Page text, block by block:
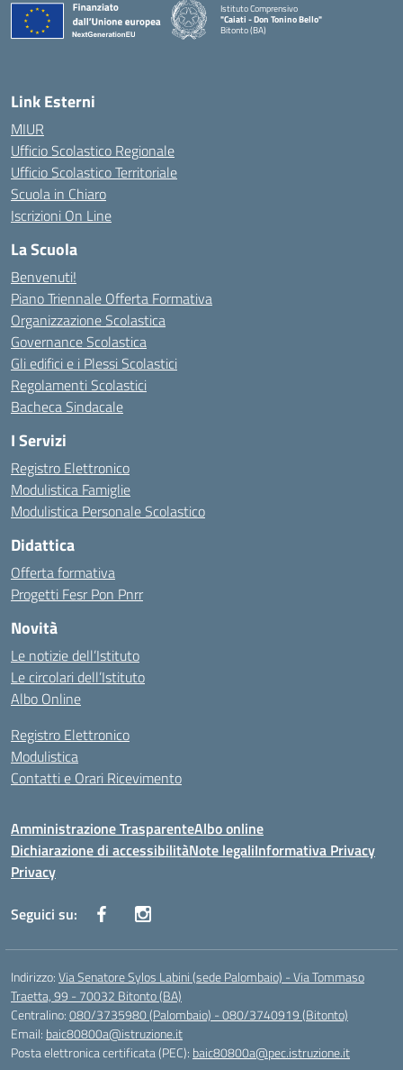
Istituto Comprensivo
"Caiati - Don Tonino Bello"
Bitonto (BA)
Link Esterni
MIUR
Ufficio Scolastico Regionale
Ufficio Scolastico Territoriale
Scuola in Chiaro
Iscrizioni On Line
La Scuola
Benvenuti!
Piano Triennale Offerta Formativa
Organizzazione Scolastica
Governance Scolastica
Gli edifici e i Plessi Scolastici
Regolamenti Scolastici
Bacheca Sindacale
I Servizi
Registro Elettronico
Modulistica Famiglie
Modulistica Personale Scolastico
Didattica
Offerta formativa
Progetti Fesr Pon Pnrr
Novità
Le notizie dell’Istituto
Le circolari dell’Istituto
Albo Online
Registro Elettronico
Modulistica
Contatti e Orari Ricevimento
Amministrazione TrasparenteAlbo online
Dichiarazione di accessibilitàNote legaliInformativa Privacy
Privacy
Seguici su:
Indirizzo:Via Senatore Sylos Labini (sede Palombaio) - Via Tommaso
Traetta, 99 - 70032 Bitonto (BA)
Centralino:080/3735980 (Palombaio) - 080/3740919 (Bitonto)
Email: baic80800a@istruzione.it
Posta elettronica certificata (PEC): baic80800a@pec.istruzione.it